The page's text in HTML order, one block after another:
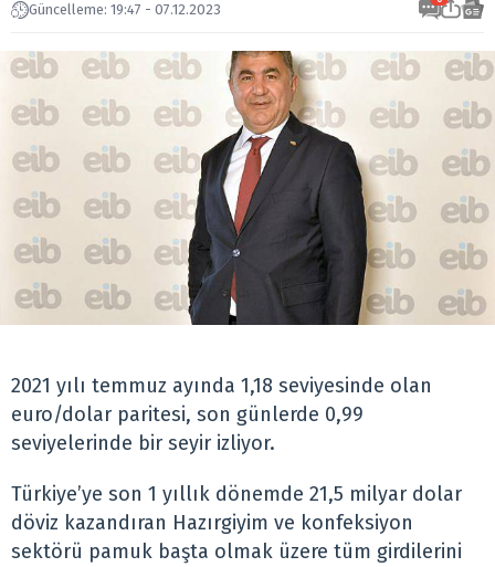
Güncelleme: 19:47 - 07.12.2023
2021 yılı temmuz ayında 1,18 seviyesinde olan
euro/dolar paritesi, son günlerde 0,99
seviyelerinde bir seyir izliyor.
Türkiye’ye son 1 yıllık dönemde 21,5 milyar dolar
döviz kazandıran Hazırgiyim ve konfeksiyon
sektörü pamuk başta olmak üzere tüm girdilerini